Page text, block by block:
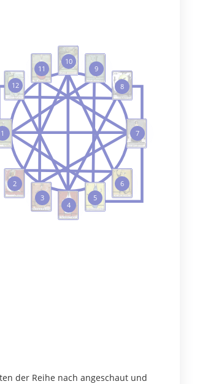
1
2
3
4
5
6
7
8
9
10
11
12
der Reihe nach angeschaut und